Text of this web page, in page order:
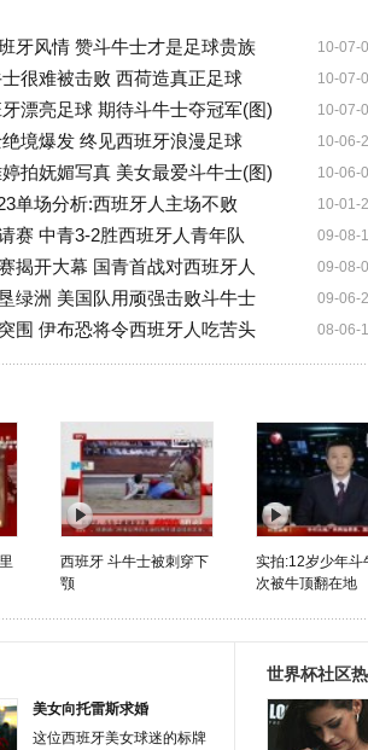
10-07-
牙风情 赞斗牛士才是足球贵族
10-07-
很难被击败 西荷造真正足球
10-07-
漂亮足球 期待斗牛士夺冠军(图)
10-06-
境爆发 终见西班牙浪漫足球
10-06-
拍妩媚写真 美女最爱斗牛士(图)
10-01-
单场分析:西班牙人主场不败
09-08-
赛 中青3-2胜西班牙人青年队
09-08-
揭开大幕 国青首战对西班牙人
09-06-
绿洲 美国队用顽强击败斗牛士
08-06-
围 伊布恐将令西班牙人吃苦头
西班牙 斗牛士被刺穿下
颚
实拍:12岁少年斗
次被牛顶翻在地
美女向托雷斯求婚
这位西班牙美女球迷的标牌
世界杯社区